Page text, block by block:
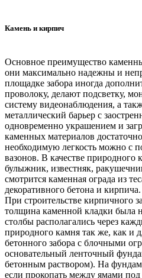
Камень и кирпич
Основное преимущество
они максимально надежны и
площадке забора иногда
проволоку, делают подсветку,
систему видеонаблюдения, а
металлический барьер с
одновременно украшением и
каменных материалов
необходимую легкость можно с
вазонов. В качестве природного
булыжник, известняк,
смотрится каменная ограда из
декоративного бетона и кирпича.
При строительстве кирпичного
толщина каменной кладки была
столбы располагались через
природного камня так же, как и
бетонного забора с блочными
основательный ленточный
бетонным раствором). На
если прокопать между ямами